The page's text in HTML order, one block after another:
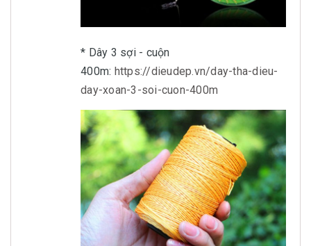
* Dây 3 sợi - cuộn
400m: https://dieudep.vn/day-tha-dieu-
day-xoan-3-soi-cuon-400m